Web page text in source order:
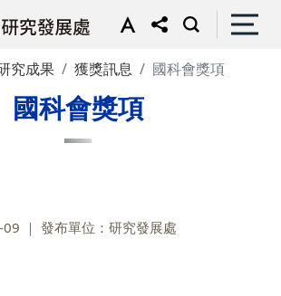
究成果 獲獎訊息 國科會獎項
國科會獎項
09 發布單位：研究發展處